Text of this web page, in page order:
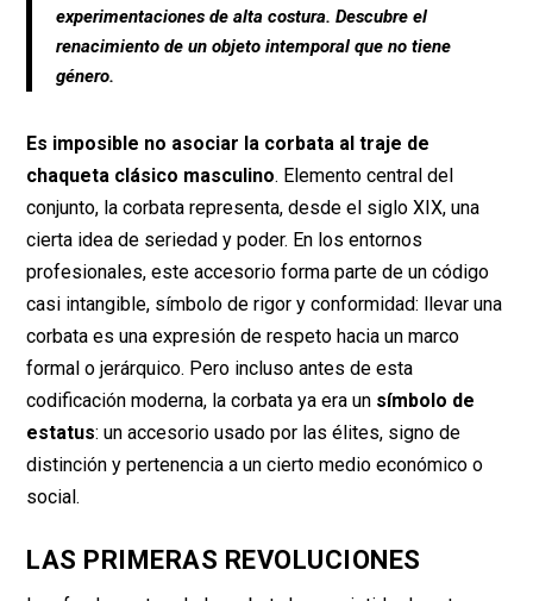
experimentaciones de alta costura. Descubre el
renacimiento de un objeto intemporal que no tiene
género.
Es imposible no asociar la corbata al traje de
chaqueta clásico masculino. Elemento central del
conjunto, la corbata representa, desde el siglo XIX, una
cierta idea de seriedad y poder. En los entornos
profesionales, este accesorio forma parte de un código
casi intangible, símbolo de rigor y conformidad: llevar una
corbata es una expresión de respeto hacia un marco
formal o jerárquico. Pero incluso antes de esta
codificación moderna, la corbata ya era un símbolo de
estatus: un accesorio usado por las élites, signo de
distinción y pertenencia a un cierto medio económico o
social.
LAS PRIMERAS REVOLUCIONES